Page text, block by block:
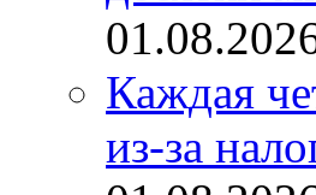
Каждая
из-за